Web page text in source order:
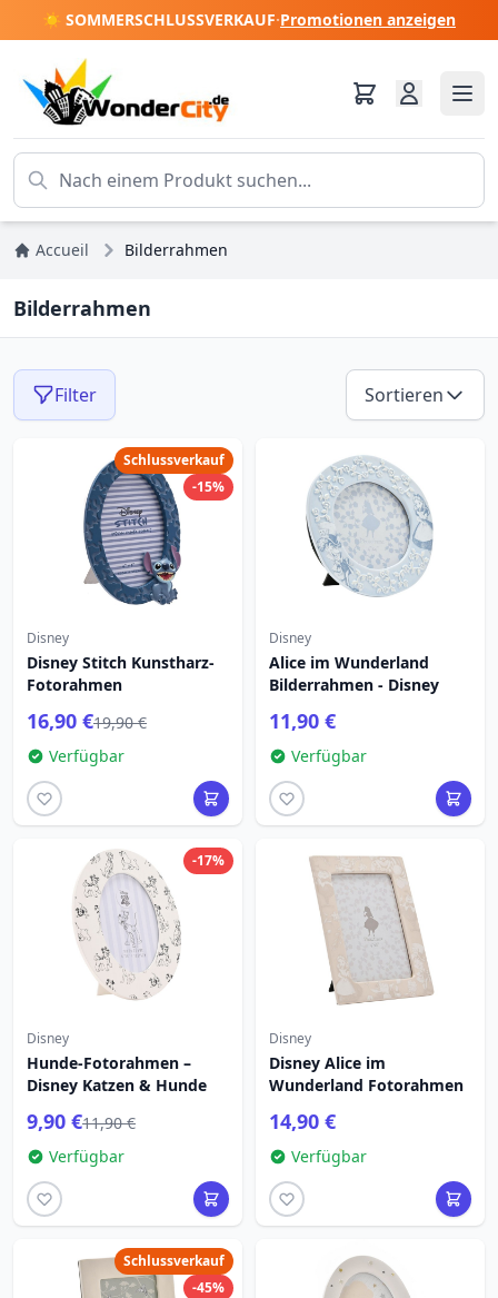
☀️ SOMMERSCHLUSSVERKAUF·Promotionen anzeigen
Accueil Bilderrahmen
Bilderrahmen
Filter Sortieren
Schlussverkauf
-15%
Disney
Disney Stitch Kunstharz-
Fotorahmen
16,90 €19,90 €
Verfügbar
Disney
Alice im Wunderland
Bilderrahmen - Disney
11,90 €
Verfügbar
-17%
Disney
Hunde-Fotorahmen –
Disney Katzen & Hunde
9,90 €11,90 €
Verfügbar
Disney
Disney Alice im
Wunderland Fotorahmen
14,90 €
Verfügbar
Schlussverkauf
-45%